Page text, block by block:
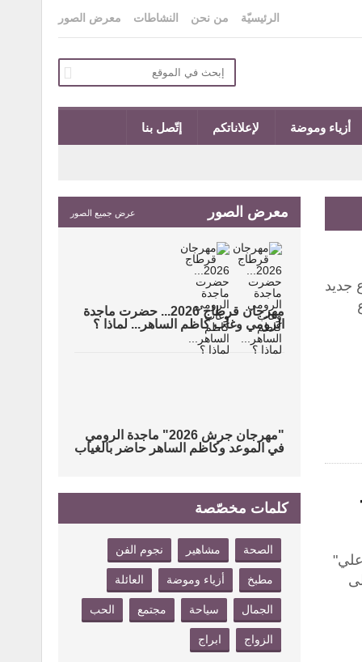
الرئيسيّة من نحن النشاطات معرض الصور
أزياء وموضة لإعلاناتكم إتّصل بنا
جديد
معرض الصور عرض جميع الصور
مهرجان قرطاج 2026... حضرت ماجدة
الرومي وغاب كاظم الساهر... لماذا ؟
"مهرجان جرش 2026" ماجدة الرومي
في الموعد وكاظم الساهر حاضر بالغياب
كلمات مخصّصة
الصحة مشاهير نجوم الفن
مطبخ أزياء وموضة العائلة
الجمال سياحة مجتمع الحب
الزواج ابراج